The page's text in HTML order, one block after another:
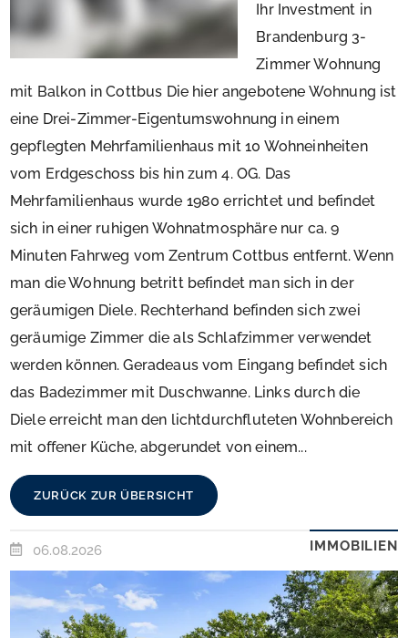
Ihr Investment in
Brandenburg 3-
Zimmer Wohnung
mit Balkon in Cottbus Die hier angebotene Wohnung ist
eine Drei-Zimmer-Eigentumswohnung in einem
gepflegten Mehrfamilienhaus mit 10 Wohneinheiten
vom Erdgeschoss bis hin zum 4. OG. Das
Mehrfamilienhaus wurde 1980 errichtet und befindet
sich in einer ruhigen Wohnatmosphäre nur ca. 9
Minuten Fahrweg vom Zentrum Cottbus entfernt. Wenn
man die Wohnung betritt befindet man sich in der
geräumigen Diele. Rechterhand befinden sich zwei
geräumige Zimmer die als Schlafzimmer verwendet
werden können. Geradeaus vom Eingang befindet sich
das Badezimmer mit Duschwanne. Links durch die
Diele erreicht man den lichtdurchfluteten Wohnbereich
mit offener Küche, abgerundet von einem...
ZURÜCK ZUR ÜBERSICHT
06.08.2026 IMMOBILIEN